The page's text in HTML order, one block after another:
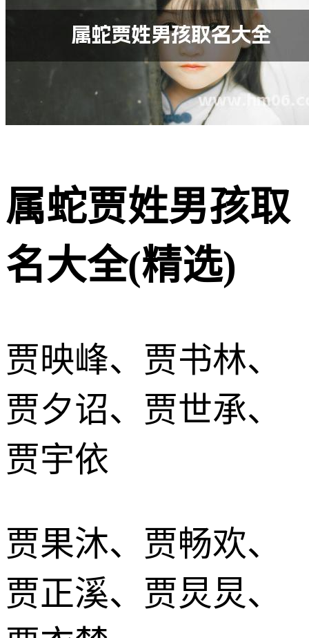
属蛇贾姓男孩取
名大全(精选)
贾映峰、贾书林、
贾夕诏、贾世承、
贾宇依
贾果沐、贾畅欢、
贾正溪、贾炅炅、